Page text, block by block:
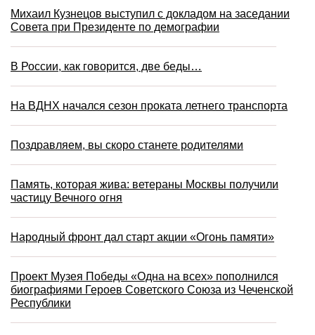
Михаил Кузнецов выступил с докладом на заседании
Совета при Президенте по демографии
В России, как говорится, две беды…
На ВДНХ начался сезон проката летнего транспорта
Поздравляем, вы скоро станете родителями
Память, которая жива: ветераны Москвы получили
частицу Вечного огня
Народный фронт дал старт акции «Огонь памяти»
Проект Музея Победы «Одна на всех» пополнился
биографиями Героев Советского Союза из Чеченской
Республики